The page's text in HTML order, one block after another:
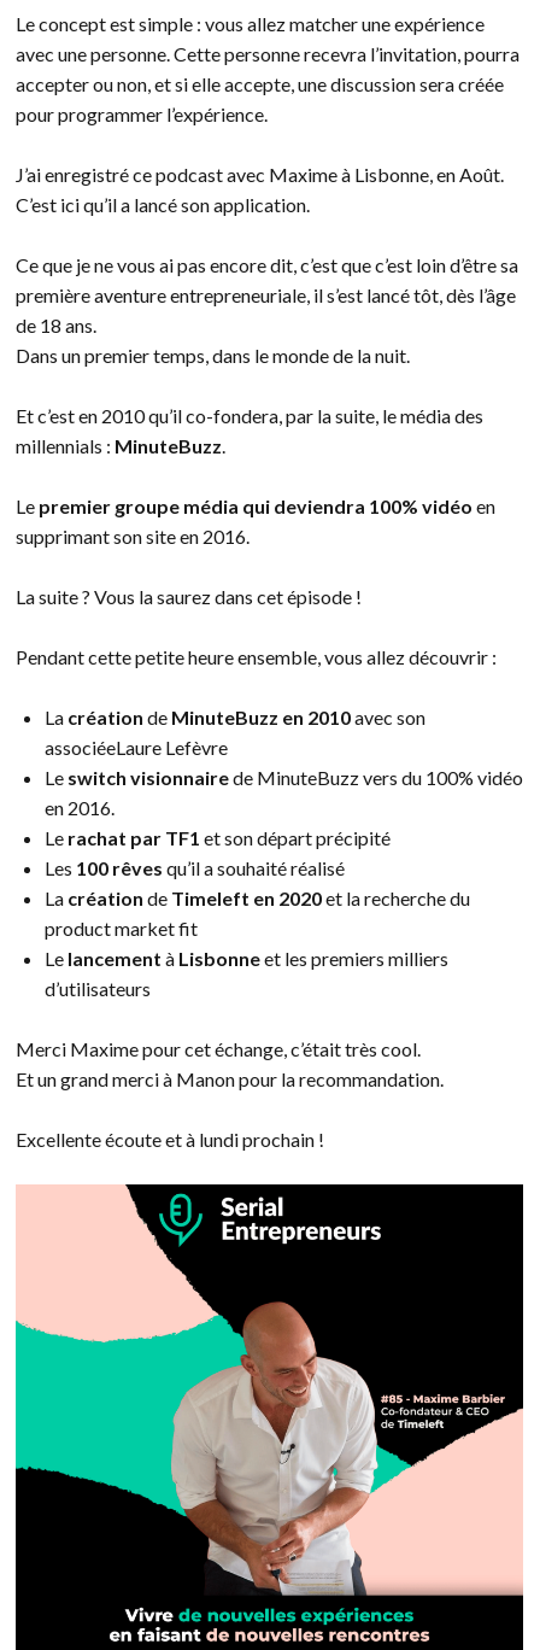
Le concept est simple : vous allez matcher une expérience
avec une personne. Cette personne recevra l’invitation, pourra
accepter ou non, et si elle accepte, une discussion sera créée
pour programmer l’expérience.
J’ai enregistré ce podcast avec Maxime à Lisbonne, en Août.
C’est ici qu’il a lancé son application.
Ce que je ne vous ai pas encore dit, c’est que c’est loin d’être sa
première aventure entrepreneuriale, il s’est lancé tôt, dès l’âge
de 18 ans.
Dans un premier temps, dans le monde de la nuit.
Et c’est en 2010 qu’il co-fondera, par la suite, le média des
millennials : MinuteBuzz.
Le premier groupe média qui deviendra 100% vidéo en
supprimant son site en 2016.
La suite ? Vous la saurez dans cet épisode !
Pendant cette petite heure ensemble, vous allez découvrir :
La créationde MinuteBuzz en 2010avec son
associéeLaure Lefèvre
Le switch visionnairede MinuteBuzz vers du 100% vidéo
en 2016.
Le rachat par TF1 et son départ précipité
Les 100 rêves qu’il a souhaité réalisé
La création de Timeleft en 2020et la recherche du
product market fit
Le lancement à Lisbonneet les premiers milliers
d’utilisateurs
Merci Maxime pour cet échange, c’était très cool.
Et un grand merci à Manon pour la recommandation.
Excellente écoute et à lundi prochain !